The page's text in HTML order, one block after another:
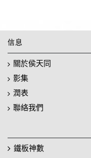
信息
關於侯天同
影集
潤表
聯絡我們
鐵板神數